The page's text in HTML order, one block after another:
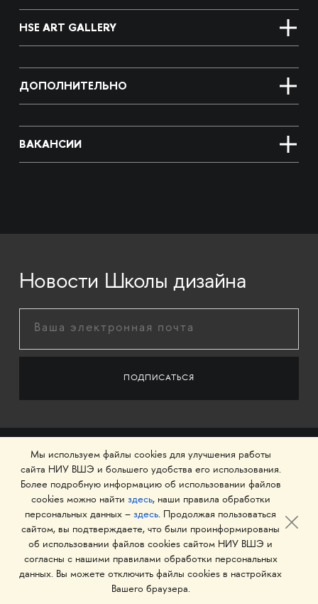
HSE ART GALLERY
ДОПОЛНИТЕЛЬНО
ВАКАНСИИ
Новости Школы дизайна
© 1993–2026 Национальный исследовательский
университет «Высшая школа экономики»
Мы используем файлы cookies для улучшения работы
сайта НИУ ВШЭ и большего удобства его использования.
Более подробную информацию об использовании файлов
cookies можно найти здесь, наши правила обработки
персональных данных – здесь. Продолжая пользоваться
сайтом, вы подтверждаете, что были проинформированы
об использовании файлов cookies сайтом НИУ ВШЭ и
согласны с нашими правилами обработки персональных
данных. Вы можете отключить файлы cookies в настройках
Вашего браузера.